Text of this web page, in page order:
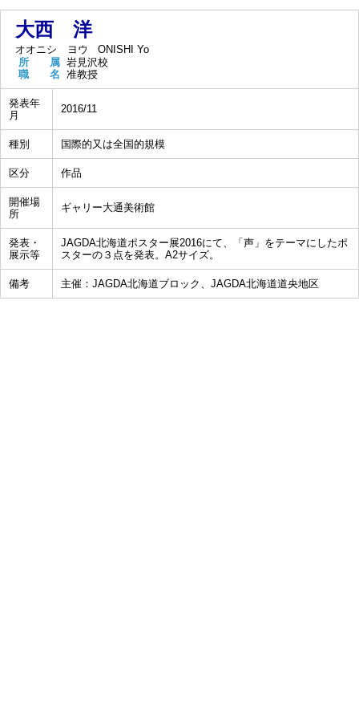
大西 洋
オオニシ ヨウ
ONISHI Yo
所 属 岩見沢校
職 名 准教授
発表年
月
2016/11
種別 国際的又は全国的規模
区分 作品
開催場
所
ギャリー大通美術館
発表・
展示等
JAGDA北海道ポスター展2016にて、「声」をテーマにしたポ
スターの３点を発表。A2サイズ。
備考 主催：JAGDA北海道ブロック、JAGDA北海道道央地区